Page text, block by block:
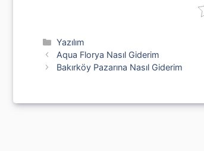
Kategoriler
Yazılım
Aqua Florya Nasıl Giderim
Bakırköy Pazarına Nasıl Giderim